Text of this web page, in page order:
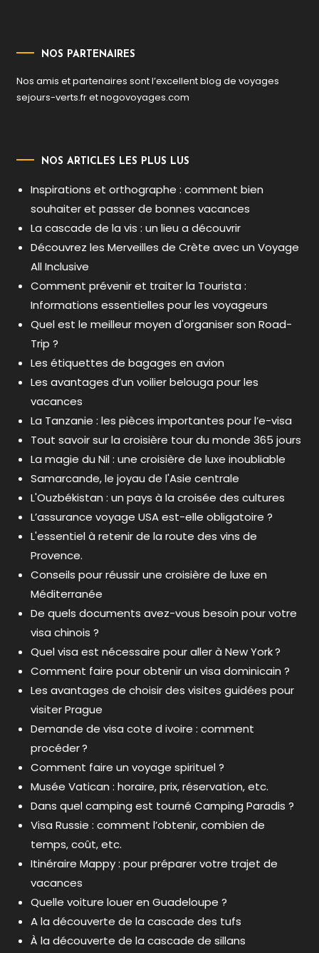
NOS PARTENAIRES
Nos amis et partenaires sont l’excellent blog de voyages
sejours-verts.fretnogovoyages.com
NOS ARTICLES LES PLUS LUS
Inspirations et orthographe : comment bien
souhaiter et passer de bonnes vacances
La cascade de la vis : un lieu a découvrir
Découvrez les Merveilles de Crète avec un Voyage
All Inclusive
Comment prévenir et traiter la Tourista :
Informations essentielles pour les voyageurs
Quel est le meilleur moyen d'organiser son Road-
Trip ?
Les étiquettes de bagages en avion
Les avantages d’un voilier belouga pour les
vacances
La Tanzanie : les pièces importantes pour l’e-visa
Tout savoir sur la croisière tour du monde 365 jours
La magie du Nil : une croisière de luxe inoubliable
Samarcande, le joyau de l'Asie centrale
L'Ouzbékistan : un pays à la croisée des cultures
L’assurance voyage USA est-elle obligatoire ?
L'essentiel à retenir de la route des vins de
Provence.
Conseils pour réussir une croisière de luxe en
Méditerranée
De quels documents avez-vous besoin pour votre
visa chinois ?
Quel visa est nécessaire pour aller à New York ?
Comment faire pour obtenir un visa dominicain ?
Les avantages de choisir des visites guidées pour
visiter Prague
Demande de visa cote d ivoire : comment
procéder ?
Comment faire un voyage spirituel ?
Musée Vatican : horaire, prix, réservation, etc.
Dans quel camping est tourné Camping Paradis ?
Visa Russie : comment l’obtenir, combien de
temps, coût, etc.
Itinéraire Mappy : pour préparer votre trajet de
vacances
Quelle voiture louer en Guadeloupe ?
A la découverte de la cascade des tufs
À la découverte de la cascade de sillans